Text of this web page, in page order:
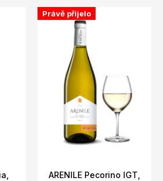
Právě přijelo
ARENILE Pecorino IGT,